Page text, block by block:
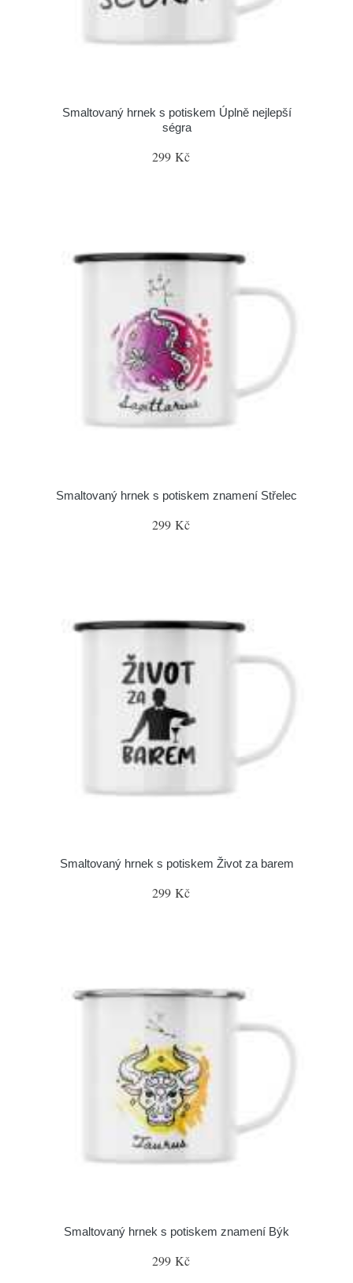
Smaltovaný hrnek s potiskem Úplně nejlepší
ségra
299 Kč
Smaltovaný hrnek s potiskem znamení Střelec
299 Kč
Smaltovaný hrnek s potiskem Život za barem
299 Kč
Smaltovaný hrnek s potiskem znamení Býk
299 Kč